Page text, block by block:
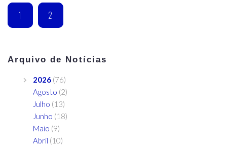
1 2
Arquivo de Notícias
2026 (76)
Agosto (2)
Julho (13)
Junho (18)
Maio (9)
Abril (10)